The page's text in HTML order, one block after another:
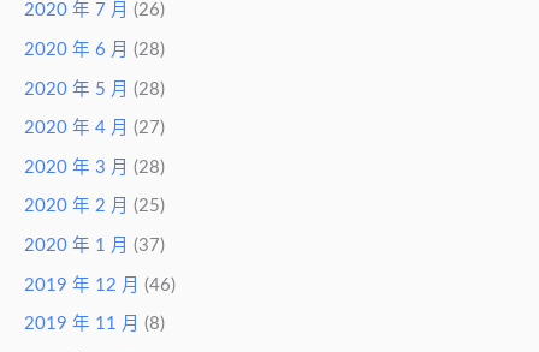
2020 年 7 月 (26)
2020 年 6 月 (28)
2020 年 5 月 (28)
2020 年 4 月 (27)
2020 年 3 月 (28)
2020 年 2 月 (25)
2020 年 1 月 (37)
2019 年 12 月 (46)
2019 年 11 月 (8)